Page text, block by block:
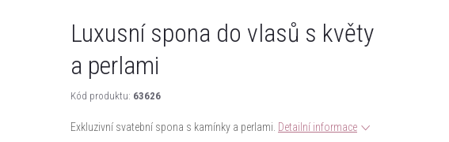
Luxusní spona do vlasů s květy
a perlami
Kód produktu: 63626
Exkluzivní svatební spona s kamínky a perlami. Detailní informace